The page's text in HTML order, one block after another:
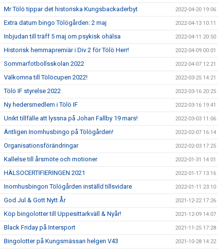
Mr Tölö tippar det historiska Kungsbackaderbyt 2022-04-20 19:06
Extra datum bingo Tölögården: 2 maj 2022-04-13 10:11
Inbjudan till träff 5 maj om psykisk ohälsa 2022-04-11 20:50
Historisk hemmapremiär i Div 2 för Tölö Herr! 2022-04-09 00:01
Sommarfotbollsskolan 2022 2022-04-07 12:21
Välkomna till Tölöcupen 2022! 2022-03-25 14:21
Tölö IF styrelse 2022 2022-03-16 20:25
Ny hedersmedlem i Tölö IF 2022-03-16 19:41
Unikt tillfälle att lyssna på Johan Fallby 19 mars! 2022-03-03 11:06
Äntligen Inomhusbingo på Tölögården! 2022-02-07 16:14
Organisationsförändringar 2022-02-03 17:25
Kallelse till årsmöte och motioner 2022-01-31 14:01
HÄLSOCERTIFIERINGEN 2021 2022-01-17 13:16
Inomhusbingon Tölögården inställd tillsvidare 2022-01-11 23:10
God Jul & Gott Nytt År 2021-12-22 17:26
Köp bingolotter till Uppesittarkväll & Nyår! 2021-12-09 14:07
Black Friday på Intersport 2021-11-25 17:28
Bingolotter på Kungsmässan helgen V43 2021-10-28 14:22